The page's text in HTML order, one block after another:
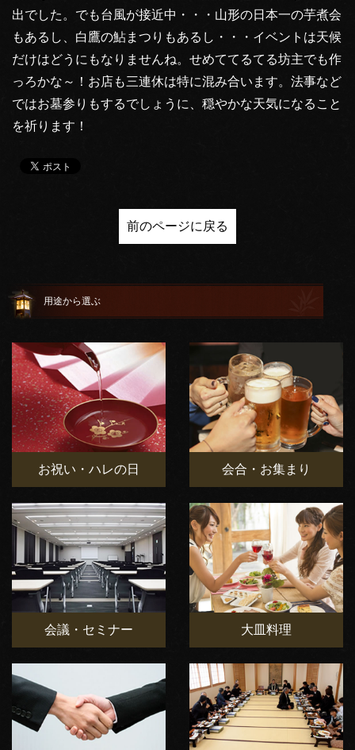
出でした。でも台風が接近中・・・山形の日本一の芋煮会
もあるし、白鷹の鮎まつりもあるし・・・イベントは天候
だけはどうにもなりませんね。せめててるてる坊主でも作
っろかな～！お店も三連休は特に混み合います。法事など
ではお墓参りもするでしょうに、穏やかな天気になること
を祈ります！
前のページに戻る
用途から選ぶ
お祝い・ハレの日 会合・お集まり
会議・セミナー 大皿料理